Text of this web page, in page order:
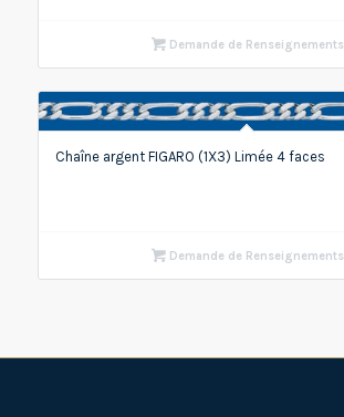
Demande de Renseignements
Chaîne argent FIGARO (1X3) Limée 4 faces
Demande de Renseignements